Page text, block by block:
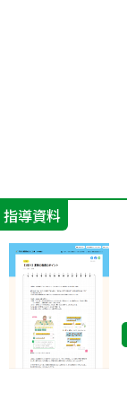
指導資料